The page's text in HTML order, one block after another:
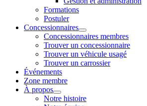
Formations
Postuler
Concessionnaires
Concessionnaires membres
Trouver un concessionnaire
Trouver un véhicule usagé
Trouver un carrossier
Événements
Zone membre
À propos
Notre histoire